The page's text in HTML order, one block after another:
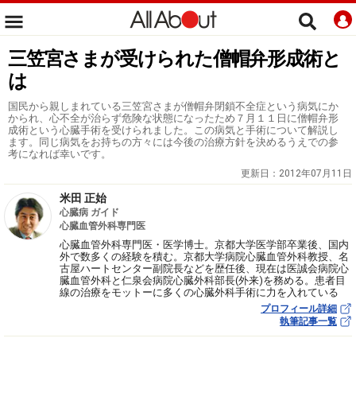
三笠宮さまが受けられた僧帽弁形成術と
は
国民から親しまれている三笠宮さまが僧帽弁閉鎖不全症という病気にか
かられ、心不全が治らず危険な状態になったため７月１１日に僧帽弁形
成術という心臓手術を受けられました。この病気と手術について解説し
ます。同じ病気をお持ちの方々には今後の治療方針を決めるうえでの参
考になれば幸いです。
更新日： 2012年07月11日
米田 正始
心臓病 ガイド
心臓血管外科専門医
心臓血管外科専門医・医学博士。京都大学医学部卒業後、国内
外で数多くの経験を積む。京都大学病院心臓血管外科教授、名
古屋ハートセンター副院長などを歴任後、現在は医誠会病院心
臓血管外科と仁泉会病院心臓外科部長(外来)を務める。患者目
線の治療をモットーに多くの心臓外科手術に力を入れている
プロフィール詳細
執筆記事一覧